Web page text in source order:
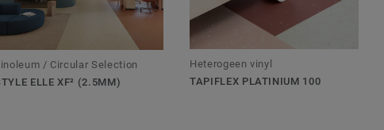
/ Circular Selection
ELLE XF² (2.5MM)
Heterogeen vinyl
TAPIFLEX PLATINIUM 100